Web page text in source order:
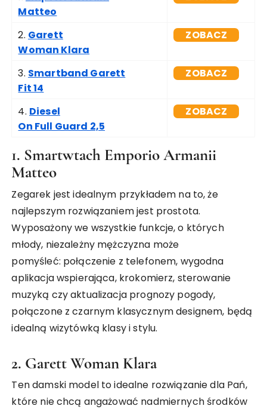
Matteo
2. Garett
Woman Klara
ZOBACZ
3. Smartband Garett
Fit 14
ZOBACZ
4. Diesel
On Full Guard 2,5
ZOBACZ
1. Smartwtach Emporio Armanii
Matteo
Zegarek jest idealnym przykładem na to, że
najlepszym rozwiązaniem jest prostota.
Wyposażony we wszystkie funkcje, o których
młody, niezależny mężczyzna może
pomyśleć: połączenie z telefonem, wygodna
aplikacja wspierająca, krokomierz, sterowanie
muzyką czy aktualizacja prognozy pogody,
połączone z czarnym klasycznym designem, będą
idealną wizytówką klasy i stylu.
2. Garett Woman Klara
Ten damski model to idealne rozwiązanie dla Pań,
które nie chcą angażować nadmiernych środków